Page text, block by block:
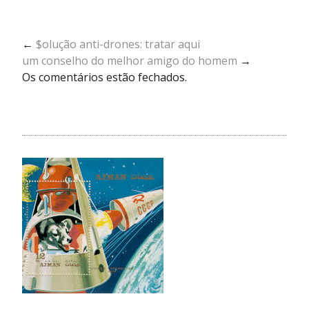
← $olução anti-drones: tratar aqui
um conselho do melhor amigo do homem →
Os comentários estão fechados.